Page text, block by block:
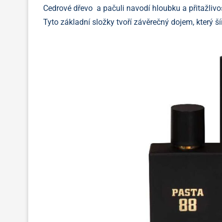
Cedrové dřevo a pačuli navodí hloubku a
Tyto základní složky tvoří závěrečný dojem, který